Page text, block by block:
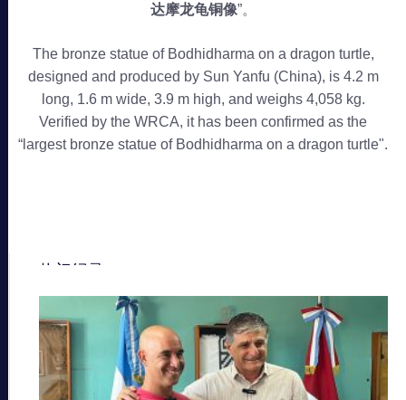
达摩龙龟铜像”。
The bronze statue of Bodhidharma on a dragon turtle,
designed and produced by Sun Yanfu (China), is 4.2 m
long, 1.6 m wide, 3.9 m high, and weighs 4,058 kg.
Verified by the WRCA, it has been confirmed as the
“largest bronze statue of Bodhidharma on a dragon turtle".
热门纪录